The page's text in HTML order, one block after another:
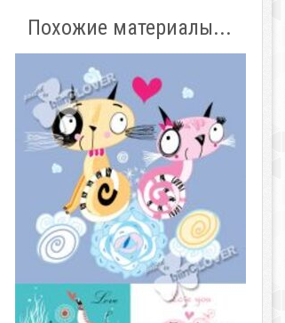
Похожие материалы...